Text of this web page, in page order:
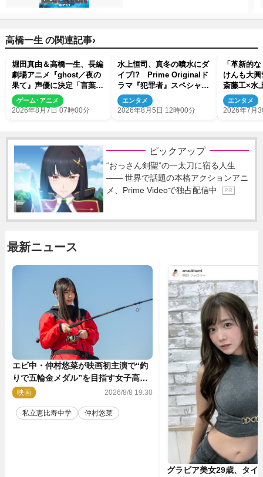
高橋一生 の関連記事›
堀田真由＆高橋一生、長編
劇場アニメ『ghost／夜の
果て』声優に決定「言葉に
はできない沢山の感情を思
い出しました」
ゲーム･アニメ
2026年8月7日 07時00分
水上恒司、真冬の噴水にダ
イブ!? Prime Originalド
ラマ『犯罪者』スペシャル
メイキング映像が公開
エンタメ
2026年8月5日 12時00分
「革新的
けんも大
斎藤工×水
者』ビハ
解禁
エンタメ
2026年7月
ピックアップ
“おっさん剣聖”の一太刀に宿る人生
―― 世界で話題の本格アクションアニ
メ、Prime Videoで独占配信中
P R
最新ニュース
エビ中・仲村悠菜が映画初主演で“釣
りで五輪金メダル”を目指す女子高生
に！ 映画『つりこまち』今秋公開
映画 2026/8/8 19:30
私立恵比寿中学 仲村悠菜
グラビア美女29歳、タイ